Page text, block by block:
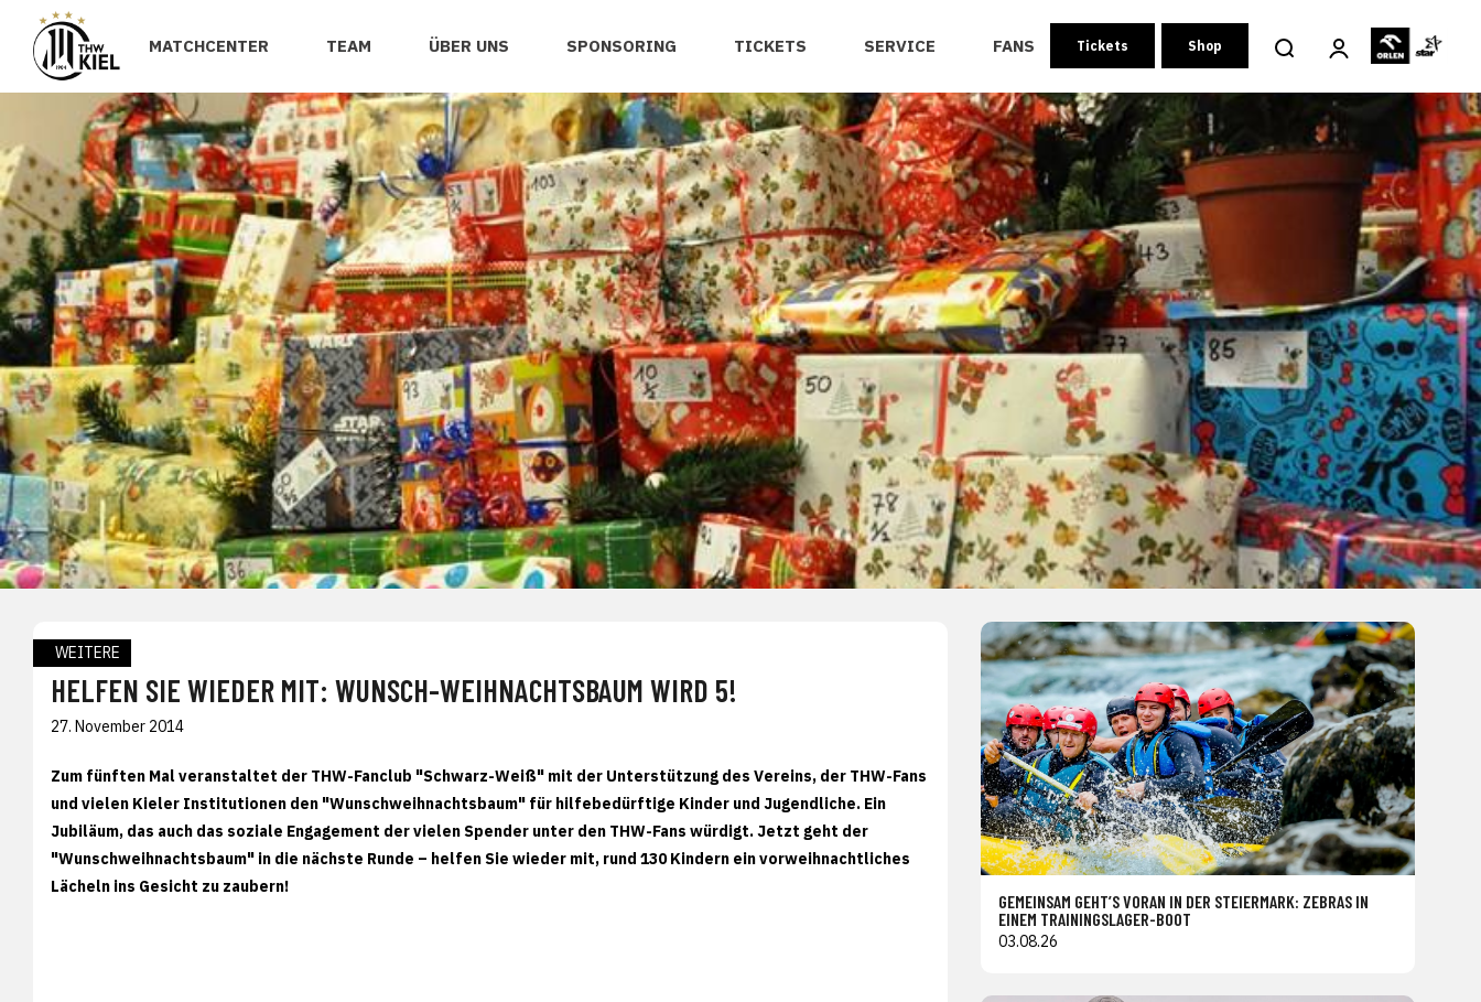
MATCHCENTER TEAM ÜBER UNS SPONSORING TICKETS SERVICE FANS Tickets Shop
WEITERE
HELFEN SIE WIEDER MIT: WUNSCH-WEIHNACHTSBAUM WIRD 5!
27. November 2014
Zum fünften Mal veranstaltet der THW-Fanclub "Schwarz-Weiß" mit der Unterstützung des Vereins, der THW-Fans
und vielen Kieler Institutionen den "Wunschweihnachtsbaum" für hilfebedürftige Kinder und Jugendliche. Ein
Jubiläum, das auch das soziale Engagement der vielen Spender unter den THW-Fans würdigt. Jetzt geht der
"Wunschweihnachtsbaum" in die nächste Runde – helfen Sie wieder mit, rund 130 Kindern ein vorweihnachtliches
Lächeln ins Gesicht zu zaubern!
GEMEINSAM GEHT’S VORAN IN DER STEIERMARK: ZEBRAS IN
EINEM TRAININGSLAGER-BOOT
03.08.26